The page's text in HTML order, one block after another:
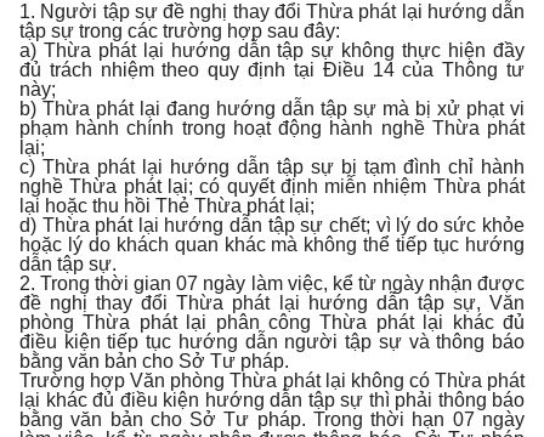
1. Người tập sự đề nghị thay đổi Thừa phát lại hướng dẫn
tập sự trong các trường hợp sau đây:
a) Thừa phát lại hướng dẫn tập sự không thực hiện đầy
đủ trách nhiệm theo quy định tại Điều 14 của Thông tư
này;
b) Thừa phát lại đang hướng dẫn tập sự mà bị xử phạt vi
phạm hành chính trong hoạt động hành nghề Thừa phát
lại;
c) Thừa phát lại hướng dẫn tập sự bị tạm đình chỉ hành
nghề Thừa phát lại; có quyết định miễn nhiệm Thừa phát
lại hoặc thu hồi Thẻ Thừa phát lại;
d) Thừa phát lại hướng dẫn tập sự chết; vì lý do sức khỏe
hoặc lý do khách quan khác mà không thể tiếp tục hướng
dẫn tập sự.
2. Trong thời gian 07 ngày làm việc, kể từ ngày nhận được
đề nghị thay đổi Thừa phát lại hướng dẫn tập sự, Văn
phòng Thừa phát lại phân công Thừa phát lại khác đủ
điều kiện tiếp tục hướng dẫn người tập sự và thông báo
bằng văn bản cho Sở Tư pháp.
Trường hợp Văn phòng Thừa phát lại không có Thừa phát
lại khác đủ điều kiện hướng dẫn tập sự thì phải thông báo
bằng văn bản cho Sở Tư pháp. Trong thời hạn 07 ngày